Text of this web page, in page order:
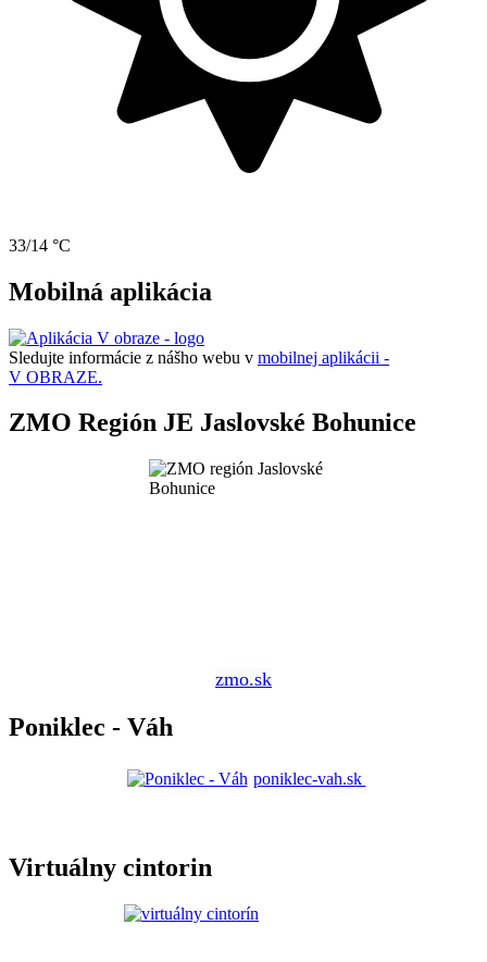
33/14 °C
Mobilná aplikácia
Sledujte informácie z nášho webu v mobilnej aplikácii -
V OBRAZE.
ZMO Región JE Jaslovské Bohunice
zmo.sk
Poniklec - Váh
poniklec-vah.sk
Virtuálny cintorin